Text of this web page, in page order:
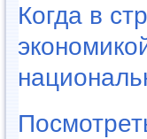
Когда в